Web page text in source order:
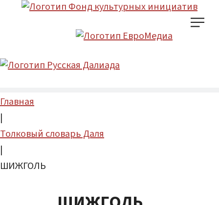
Главная
|
Толковый словарь Даля
|
ШИЖГОЛЬ